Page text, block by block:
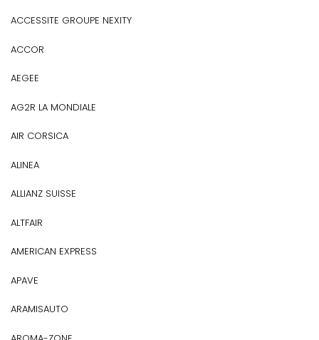
ACCESSITE GROUPE NEXITY
ACCOR
AEGEE
AG2R LA MONDIALE
AIR CORSICA
ALINEA
ALLIANZ SUISSE
ALTFAIR
AMERICAN EXPRESS
APAVE
ARAMISAUTO